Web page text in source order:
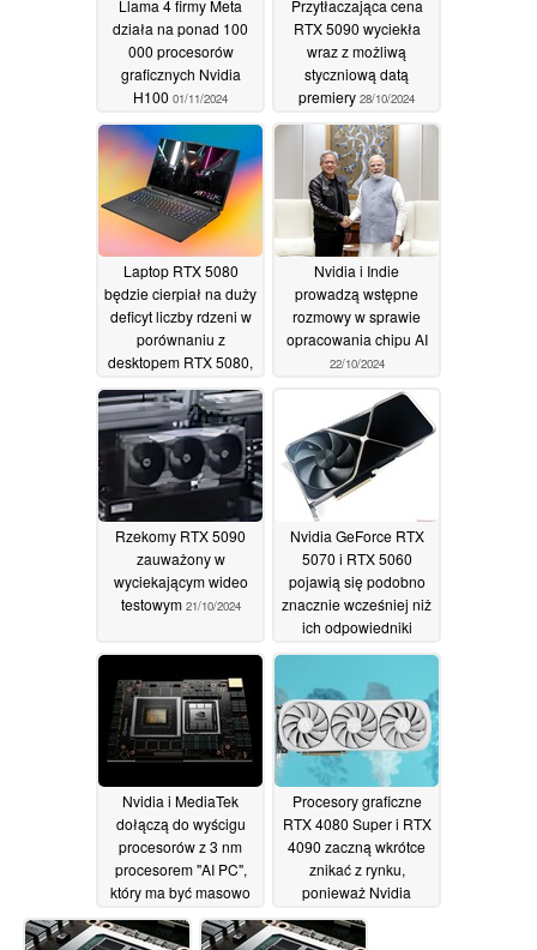
Llama 4 firmy Meta
działa na ponad 100
000 procesorów
graficznych Nvidia
H100 01/11/2024
Przytłaczająca cena
RTX 5090 wyciekła
wraz z możliwą
styczniową datą
premiery 28/10/2024
Laptop RTX 5080
będzie cierpiał na duży
deficyt liczby rdzeni w
porównaniu z
desktopem RTX 5080,
jednocześnie ciesząc
się większą ilością
pamięci VRAM w
porównaniu z
laptopem RTX 4080
24/10/2024
Nvidia i Indie
prowadzą wstępne
rozmowy w sprawie
opracowania chipu AI
22/10/2024
Rzekomy RTX 5090
zauważony w
wyciekającym wideo
testowym 21/10/2024
Nvidia GeForce RTX
5070 i RTX 5060
pojawią się podobno
znacznie wcześniej niż
ich odpowiedniki
ostatniej generacji
Nvidia i MediaTek
dołączą do wyścigu
procesorów z 3 nm
procesorem "AI PC",
który ma być masowo
produkowany w 2025 r
10/10/2024
Procesory graficzne
RTX 4080 Super i RTX
4090 zaczną wkrótce
znikać z rynku,
ponieważ Nvidia
przygotowuje się do
premiery RTX 50